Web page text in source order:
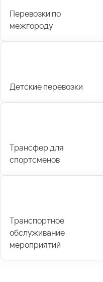
Перевозки по
межгороду
Детские перевозки
Трансфер для
спортсменов
Транспортное
обслуживание
мероприятий